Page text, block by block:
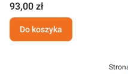
93,00 zł
Do koszyka